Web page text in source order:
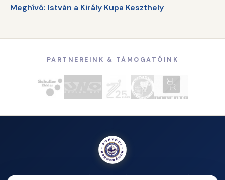
Meghívó: István a Király Kupa Keszthely
PARTNEREINK & TÁMOGATÓINK
A Fonyódi Kormoránok Vitorlás Egyesület – vidám,